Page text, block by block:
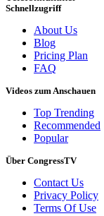
Schnellzugriff
About Us
Blog
Pricing Plan
FAQ
Videos zum Anschauen
Top Trending
Recommended
Popular
Über CongressTV
Contact Us
Privacy Policy
Terms Of Use